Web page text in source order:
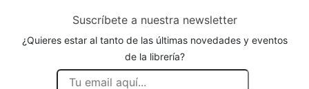
Suscríbete a nuestra newsletter
¿Quieres estar al tanto de las últimas novedades y eventos
de la librería?